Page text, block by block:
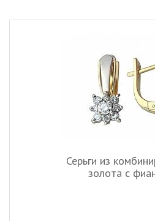
Серьги из
золота c